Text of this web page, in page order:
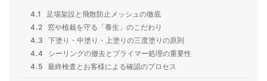
4.1
足場架設と飛散防止メッシュの徹底
4.2
窓や植栽を守る「養生」のこだわり
4.3
下塗り・中塗り・上塗りの三度塗りの原則
4.4
シーリングの撤去とプライマー処理の重要性
4.5 最終検査とお客様による確認のプロセス